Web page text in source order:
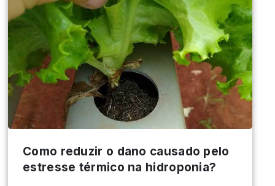
Como reduzir o dano causado pelo
estresse térmico na hidroponia?